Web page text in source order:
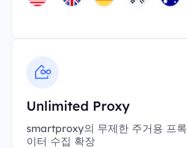
Unlimited Proxy
smartproxy의 무제한 주거용 프
이터 수집 확장